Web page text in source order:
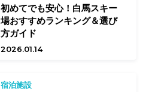
初めてでも安心！白馬スキー
場おすすめランキング＆選び
方ガイド
2026.01.14
宿泊施設